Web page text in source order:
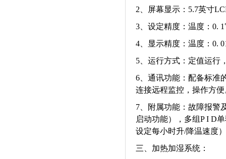
2、屏幕显示：5.7英寸
3、设定精度：温度：0.
4、显示精度：温度：0.
5、运行方式：定值运行
6、通讯功能：配备标准
连接远程监控，操作方便
7、附属功能：故障报警
启动功能），多组P I D
设定每小时升/降温速度）
三、加热加湿系统：